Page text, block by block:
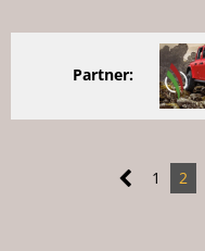
Partner:
1 2